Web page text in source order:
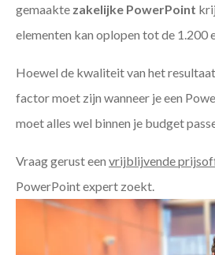
gemaakte zakelijke PowerPoint
elementen kan oplopen tot de 1.200
Hoewel de kwaliteit van het
factor moet zijn wanneer je een
moet alles wel binnen je budget
Vraag gerust een vrijblijvende
PowerPoint expert zoekt.